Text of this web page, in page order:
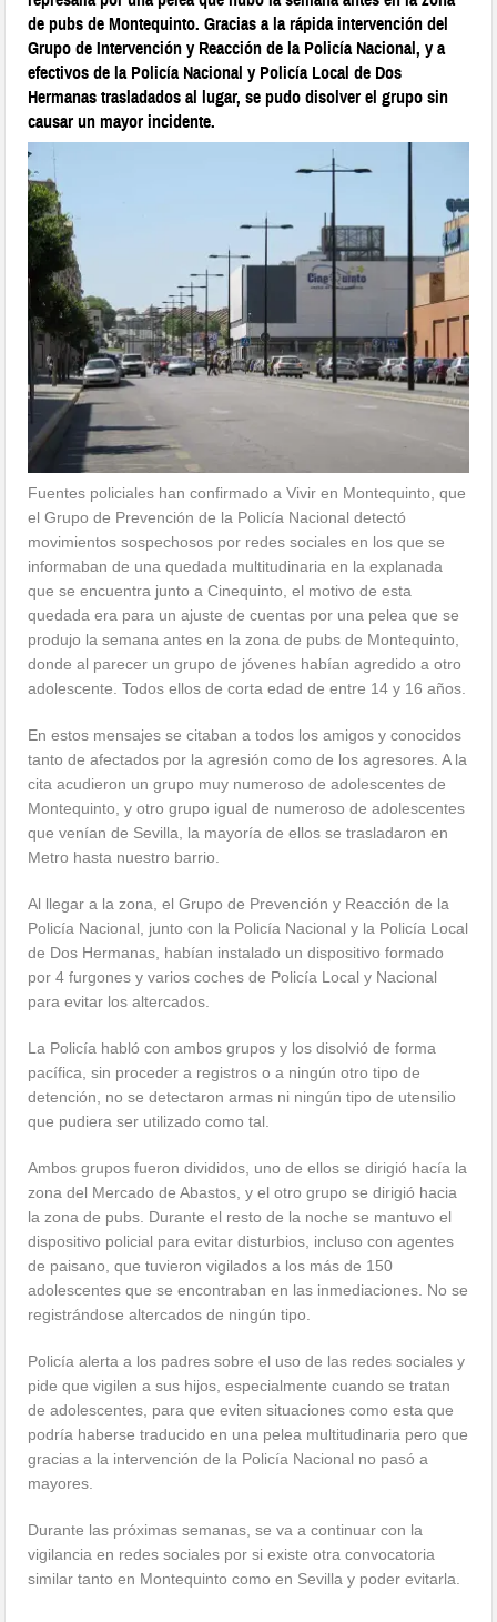
de pubs de Montequinto. Gracias a la rápida intervención del
Grupo de Intervención y Reacción de la Policía Nacional, y a
efectivos de la Policía Nacional y Policía Local de Dos
Hermanas trasladados al lugar, se pudo disolver el grupo sin
causar un mayor incidente.
Fuentes policiales han confirmado a Vivir en Montequinto, que
el Grupo de Prevención de la Policía Nacional detectó
movimientos sospechosos por redes sociales en los que se
informaban de una quedada multitudinaria en la explanada
que se encuentra junto a Cinequinto, el motivo de esta
quedada era para un ajuste de cuentas por una pelea que se
produjo la semana antes en la zona de pubs de Montequinto,
donde al parecer un grupo de jóvenes habían agredido a otro
adolescente. Todos ellos de corta edad de entre 14 y 16 años.
En estos mensajes se citaban a todos los amigos y conocidos
tanto de afectados por la agresión como de los agresores. A la
cita acudieron un grupo muy numeroso de adolescentes de
Montequinto, y otro grupo igual de numeroso de adolescentes
que venían de Sevilla, la mayoría de ellos se trasladaron en
Metro hasta nuestro barrio.
Al llegar a la zona, el Grupo de Prevención y Reacción de la
Policía Nacional, junto con la Policía Nacional y la Policía Local
de Dos Hermanas, habían instalado un dispositivo formado
por 4 furgones y varios coches de Policía Local y Nacional
para evitar los altercados.
La Policía habló con ambos grupos y los disolvió de forma
pacífica, sin proceder a registros o a ningún otro tipo de
detención, no se detectaron armas ni ningún tipo de utensilio
que pudiera ser utilizado como tal.
Ambos grupos fueron divididos, uno de ellos se dirigió hacía la
zona del Mercado de Abastos, y el otro grupo se dirigió hacia
la zona de pubs. Durante el resto de la noche se mantuvo el
dispositivo policial para evitar disturbios, incluso con agentes
de paisano, que tuvieron vigilados a los más de 150
adolescentes que se encontraban en las inmediaciones. No se
registrándose altercados de ningún tipo.
Policía alerta a los padres sobre el uso de las redes sociales y
pide que vigilen a sus hijos, especialmente cuando se tratan
de adolescentes, para que eviten situaciones como esta que
podría haberse traducido en una pelea multitudinaria pero que
gracias a la intervención de la Policía Nacional no pasó a
mayores.
Durante las próximas semanas, se va a continuar con la
vigilancia en redes sociales por si existe otra convocatoria
similar tanto en Montequinto como en Sevilla y poder evitarla.